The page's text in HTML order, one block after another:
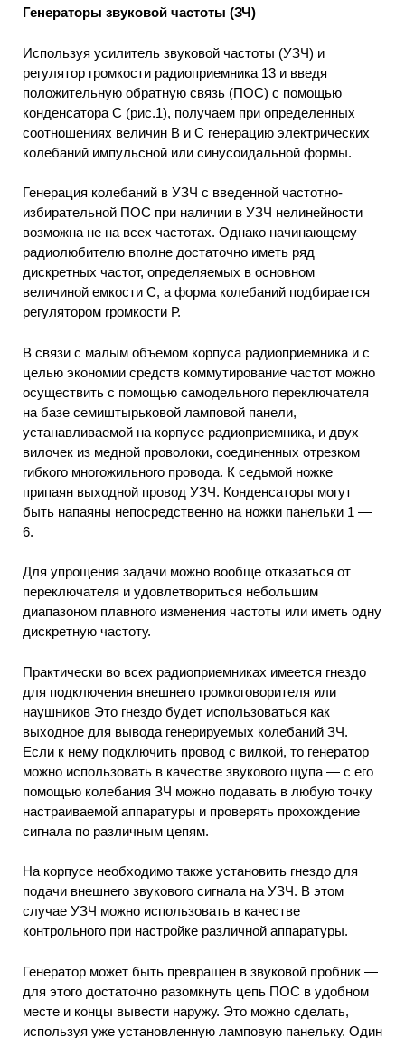
Генераторы звуковой частоты (ЗЧ)
Используя усилитель звуковой частоты (УЗЧ) и
регулятор громкости радиоприемника 13 и введя
положительную обратную связь (ПОС) с помощью
конденсатора С (рис.1), получаем при определенных
соотношениях величин В и С генерацию электрических
колебаний импульсной или синусоидальной формы.
Генерация колебаний в УЗЧ с введенной частотно-
избирательной ПОС при наличии в УЗЧ нелинейности
возможна не на всех частотах. Однако начинающему
радиолюбителю вполне достаточно иметь ряд
дискретных частот, определяемых в основном
величиной емкости С, а форма колебаний подбирается
регулятором громкости Р.
В связи с малым объемом корпуса радиоприемника и с
целью экономии средств коммутирование частот можно
осуществить с помощью самодельного переключателя
на базе семиштырьковой ламповой панели,
устанавливаемой на корпусе радиоприемника, и двух
вилочек из медной проволоки, соединенных отрезком
гибкого многожильного провода. К седьмой ножке
припаян выходной провод УЗЧ. Конденсаторы могут
быть напаяны непосредственно на ножки панельки 1 —
6.
Для упрощения задачи можно вообще отказаться от
переключателя и удовлетвориться небольшим
диапазоном плавного изменения частоты или иметь одну
дискретную частоту.
Практически во всех радиоприемниках имеется гнездо
для подключения внешнего громкоговорителя или
наушников Это гнездо будет использоваться как
выходное для вывода генерируемых колебаний ЗЧ.
Если к нему подключить провод с вилкой, то генератор
можно использовать в качестве звукового щупа — с его
помощью колебания ЗЧ можно подавать в любую точку
настраиваемой аппаратуры и проверять прохождение
сигнала по различным цепям.
На корпусе необходимо также установить гнездо для
подачи внешнего звукового сигнала на УЗЧ. В этом
случае УЗЧ можно использовать в качестве
контрольного при настройке различной аппаратуры.
Генератор может быть превращен в звуковой пробник —
для этого достаточно разомкнуть цепь ПОС в удобном
месте и концы вывести наружу. Это можно сделать,
используя уже установленную ламповую панельку. Один